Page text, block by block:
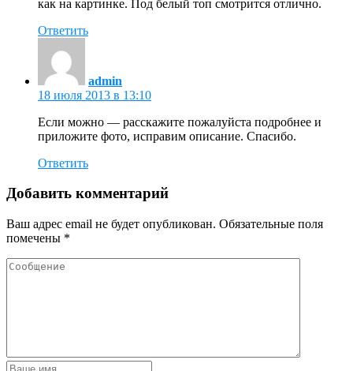
как на картинке. Под белый топ смотрится отлично.
Ответить
admin
18 июля 2013 в 13:10
Если можно — расскажите пожалуйста подробнее и
приложите фото, исправим описание. Спасибо.
Ответить
Добавить комментарий
Ваш адрес email не будет опубликован. Обязательные поля
помечены *